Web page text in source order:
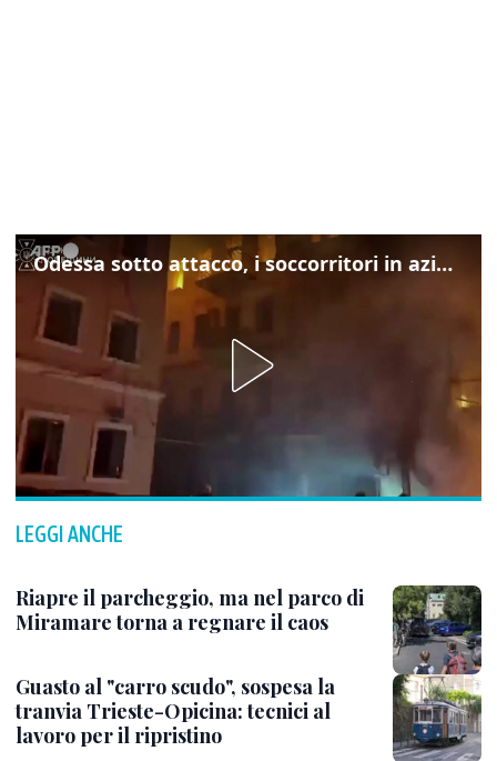
Odessa sotto attacco, i soccorritori in azione
LEGGI ANCHE
Riapre il parcheggio, ma nel parco di
Miramare torna a regnare il caos
Guasto al "carro scudo", sospesa la
tranvia Trieste-Opicina: tecnici al
lavoro per il ripristino